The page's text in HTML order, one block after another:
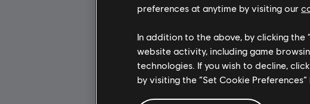
preferences at anytime by visiting our
In addition to the above, by clicking
website activity, including game
technologies. If you wish to decline,
by visiting the “Set Cookie